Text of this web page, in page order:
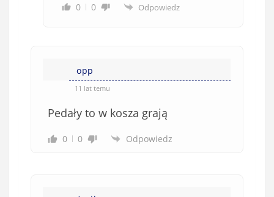
0
0 Odpowiedz
opp
11 lat temu
Pedały to w kosza grają
0 0 Odpowiedz